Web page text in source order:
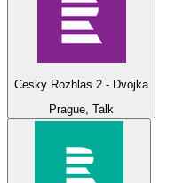
Cesky Rozhlas 2 - Dvojka
Prague, Talk